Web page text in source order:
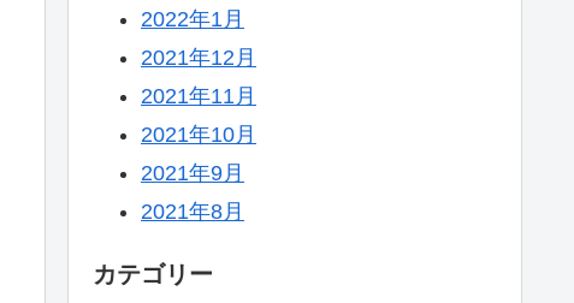
2022年1月
2021年12月
2021年11月
2021年10月
2021年9月
2021年8月
カテゴリー